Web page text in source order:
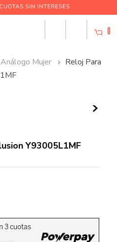
0
Análogo Mujer
Reloj Para
Y93005L1MF